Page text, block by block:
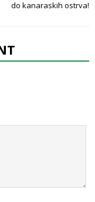
do kanaraskih ostrva!